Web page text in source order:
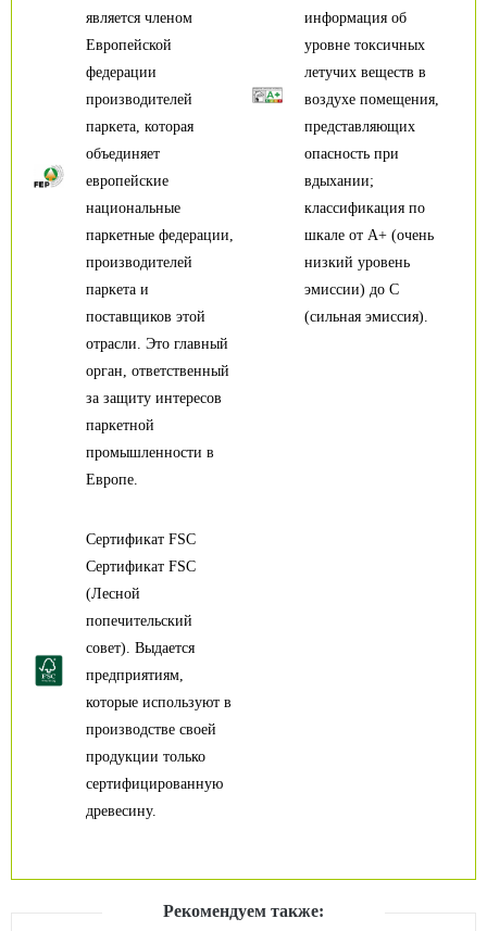
информация об
уровне токсичных
летучих веществ в
воздухе помещения,
представляющих
опасность при
вдыхании;
классификация по
шкале от А+ (очень
низкий уровень
эмиссии) до С
(сильная эмиссия).
является членом
Европейской
федерации
производителей
паркета, которая
объединяет
европейские
национальные
паркетные федерации,
производителей
паркета и
поставщиков этой
отрасли. Это главный
орган, ответственный
за защиту интересов
паркетной
промышленности в
Европе.
Сертификат FSC
Сертификат FSC
(Лесной
попечительский
совет). Выдается
предприятиям,
которые используют в
производстве своей
продукции только
сертифицированную
древесину.
Рекомендуем также: